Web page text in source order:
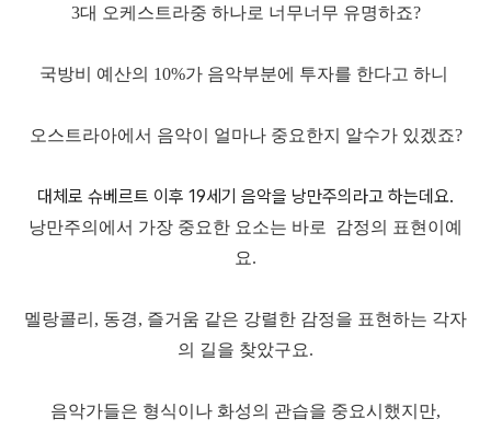
3대 오케스트라중 하나로 너무너무 유명하죠?
국방비 예산의 10%가 음악부분에 투자를 한다고 하니
오스트라아에서 음악이 얼마나 중요한지 알수가 있겠죠?
대체로 슈베르트 이후 19세기 음악을 낭만주의라고 하는데요.
낭만주의에서 가장 중요한 요소는 바로 감정의 표현이예
요.
멜랑콜리, 동경, 즐거움 같은 강렬한 감정을 표현하는 각자
의 길을 찾았구요.
음악가들은 형식이나 화성의 관습을 중요시했지만,